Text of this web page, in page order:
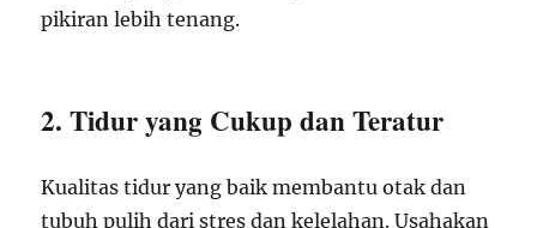
pikiran lebih tenang.
2. Tidur yang Cukup dan Teratur
Kualitas tidur yang baik membantu otak dan
tubuh pulih dari stres dan kelelahan. Usahakan